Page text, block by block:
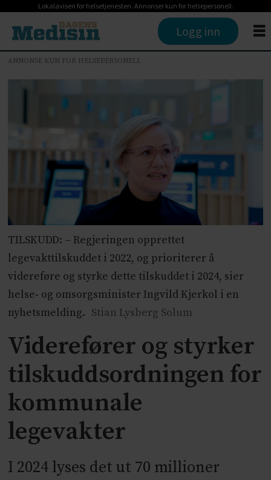
Lokalavisen for helsetjenesten. Annonser kun for helsepersonell.
Logg inn
ANNONSE KUN FOR HELSEPERSONELL
TILSKUDD: – Regjeringen opprettet
legevakttilskuddet i 2022, og prioriterer å
videreføre og styrke dette tilskuddet i 2024, sier
helse‐ og omsorgsminister Ingvild Kjerkol i en
nyhetsmelding. Stian Lysberg Solum
Viderefører og styrker
tilskuddsordningen for
kommunale
legevakter
I 2024 lyses det ut 70 millioner